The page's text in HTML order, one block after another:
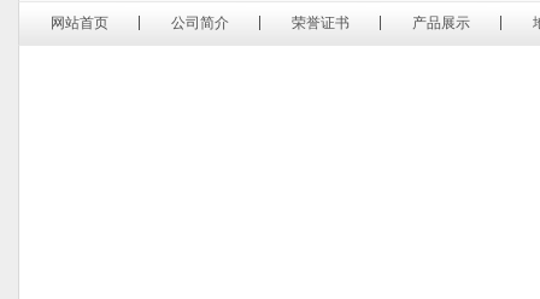
网站首页 公司简介 荣誉证书 产品展示